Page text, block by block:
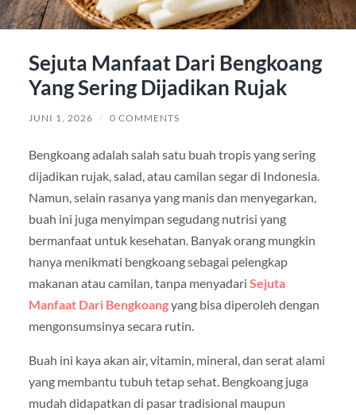
Sejuta Manfaat Dari Bengkoang
Yang Sering Dijadikan Rujak
JUNI 1, 2026 / 0 COMMENTS
Bengkoang adalah salah satu buah tropis yang sering
dijadikan rujak, salad, atau camilan segar di Indonesia.
Namun, selain rasanya yang manis dan menyegarkan,
buah ini juga menyimpan segudang nutrisi yang
bermanfaat untuk kesehatan. Banyak orang mungkin
hanya menikmati bengkoang sebagai pelengkap
makanan atau camilan, tanpa menyadari Sejuta
Manfaat Dari Bengkoangyang bisa diperoleh dengan
mengonsumsinya secara rutin.
Buah ini kaya akan air, vitamin, mineral, dan serat alami
yang membantu tubuh tetap sehat. Bengkoang juga
mudah didapatkan di pasar tradisional maupun